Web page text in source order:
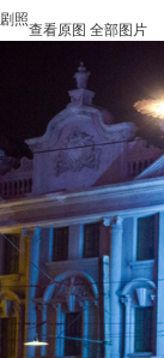
照
查看原图 全部图片